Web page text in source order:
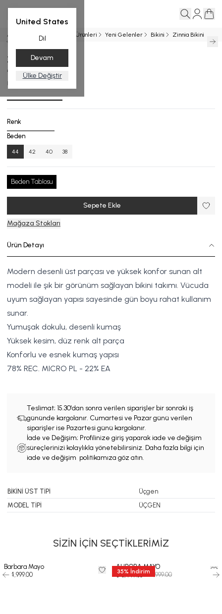
United States
Dil
Devam
Ülke Değiştir
Ana Sayfa Entegrasyon Ürünleri Yeni Gelenler Bikini Zinnia Bikini
Zinnia Bikini
₺ 13,999.00
B.1006-26_R133_44
Renk
Beden
44 42 40 38
Beden Tablosu
Sepete Ekle
Mağaza Stokları
Ürün Detayı
Modern desenli üst parçası ve yüksek konfor sunan alt
modeli ile şık bir görünüm sağlayan bikini takımı. Vücuda
uyum sağlayan yapısı sayesinde gün boyu rahat kullanım
sunar.
Yumuşak dokulu, desenli kumaş
Yüksek kesim, düz renk alt parça
Konforlu ve esnek kumaş yapısı
78% REC. MICRO PL - 22% EA
Teslimat; 15.30'dan sonra verilen siparişler bir sonraki iş
gününde kargolanır. Cumartesi ve Pazar günü verilen
siparişler ise Pazartesi günü kargolanır.
İade ve Değişim; Profilinize giriş yaparak iade ve değişim
süreçlerinizi kolaylıkla yönetebilirsiniz. Daha fazla bilgi için
iade ve değişim politikamıza göz atın.
BİKİNİ ÜST TİPİ
Üçgen
MODEL TİPİ
ÜÇGEN
SİZİN İÇİN SEÇTİKLERİMİZ
Barbara Mayo
₺ 14,999.00
35% İndirim
AURORA MAYO
₺ 8,449.35 ₺ 12,999.00